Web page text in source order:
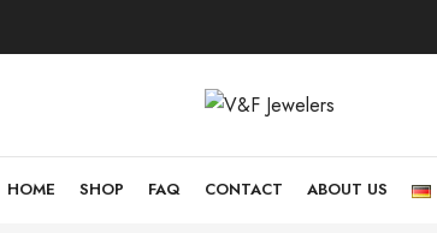
HOME SHOP FAQ CONTACT ABOUT US